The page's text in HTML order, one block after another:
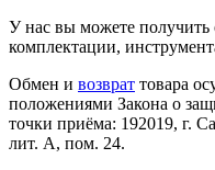
У нас вы можете
комплектации,
Обмен и возврат товара
положениями Закона о
точки приёма: 192019, г.
лит. А, пом. 24.